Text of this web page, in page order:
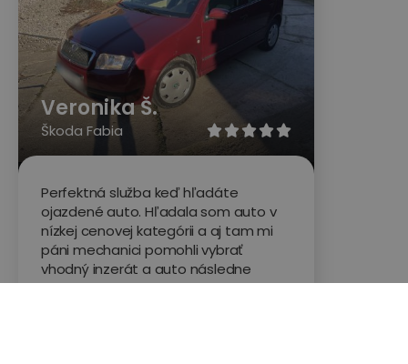

Veronika Š.
Škoda Fabia
Perfektná služba keď hľadáte
ojazdené auto. Hľadala som auto v
nízkej cenovej kategórii a aj tam mi
páni mechanici pomohli vybrať
vhodný inzerát a auto následne
fyzicky skontrolovali. Rokovania s